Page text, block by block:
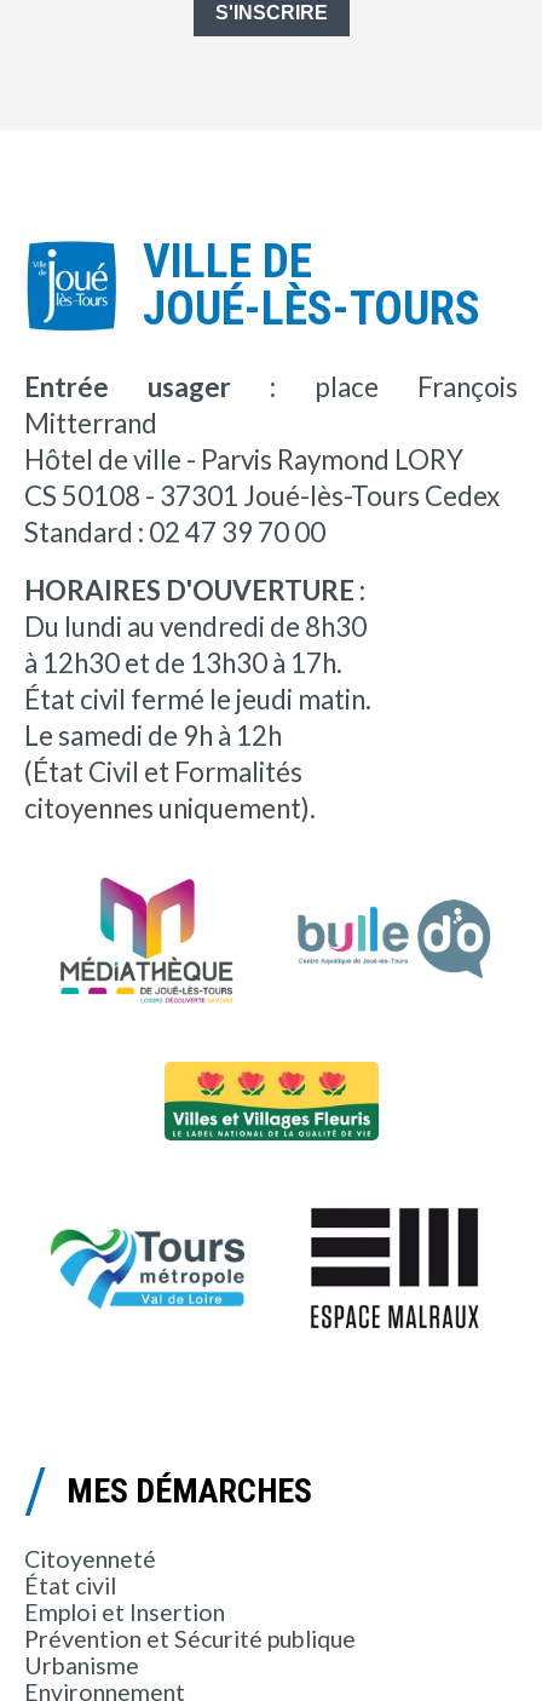
S'INSCRIRE
VILLE DE
JOUÉ-LÈS-TOURS
Entrée usager : place François
Mitterrand
Hôtel de ville - Parvis Raymond LORY
CS 50108 - 37301 Joué-lès-Tours Cedex
Standard : 02 47 39 70 00
HORAIRES D'OUVERTURE :
Du lundi au vendredi de 8h30
à 12h30 et de 13h30 à 17h.
État civil fermé le jeudi matin.
Le samedi de 9h à 12h
(État Civil et Formalités
citoyennes uniquement).
MES DÉMARCHES
Citoyenneté
État civil
Emploi et Insertion
Prévention et Sécurité publique
Urbanisme
Environnement